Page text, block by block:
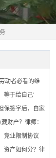
动者必看的维
等于给自己‘
保签字后，自家
财产？律师：
竞业限制协议
资产如何分？律